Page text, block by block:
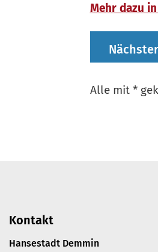
Mehr dazu
Alle mit *
Kontakt
Hansestadt Demmin